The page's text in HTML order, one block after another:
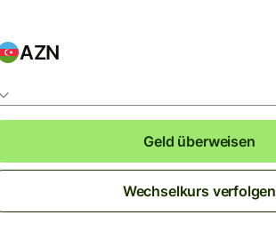
AZN
Geld überweisen
Wechselkurs verfolgen